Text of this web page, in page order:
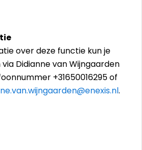
over deze functie kun je
Didianne van Wijngaarden
+31650016295 of
.